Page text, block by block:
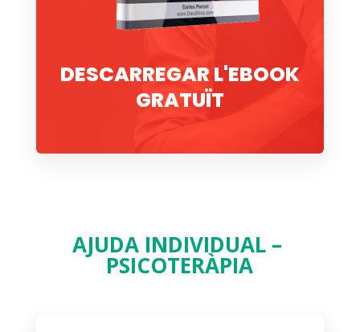
DESCARREGAR L'EBOOK
GRATUÏT
AJUDA INDIVIDUAL –
PSICOTERÀPIA